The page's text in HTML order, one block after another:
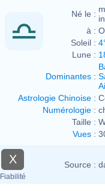
Né le :
à :
Soleil :
Lune :
Dominantes :
Astrologie Chinoise :
Numérologie :
Taille :
Vues :
X
Fiabilité
Source :